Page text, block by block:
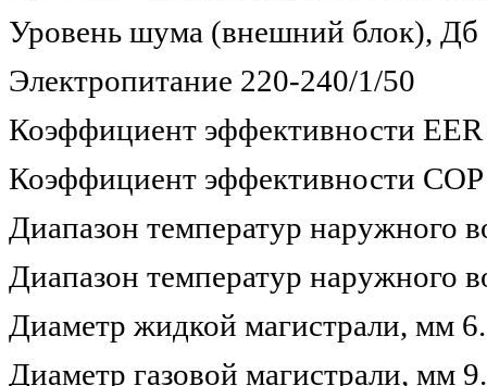
Уровень шума (внешний блок), Дб
Электропитание 220-240/1/50
Коэффициент эффективности
Коэффициент эффективности
Диапазон температур наружного
Диапазон температур наружного
Диаметр жидкой магистрали, мм
Диаметр газовой магистрали, мм